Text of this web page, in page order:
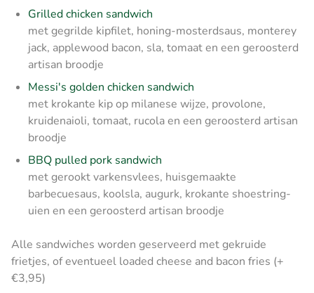
Grilled chicken sandwich
met gegrilde kipfilet, honing-mosterdsaus, monterey
jack, applewood bacon, sla, tomaat en een geroosterd
artisan broodje
Messi's golden chicken sandwich
met krokante kip op milanese wijze, provolone,
kruidenaioli, tomaat, rucola en een geroosterd artisan
broodje
BBQ pulled pork sandwich
met gerookt varkensvlees, huisgemaakte
barbecuesaus, koolsla, augurk, krokante shoestring-
uien en een geroosterd artisan broodje
Alle sandwiches worden geserveerd met gekruide
frietjes, of eventueel loaded cheese and bacon fries (+
€3,95)